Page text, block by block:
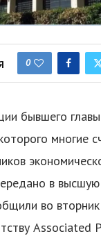
0
бывшего
многие
в
во
Associated